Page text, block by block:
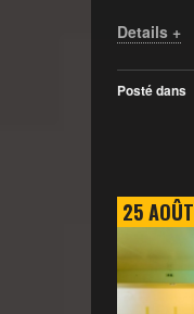
Details +
Posté dans
25AOÛT